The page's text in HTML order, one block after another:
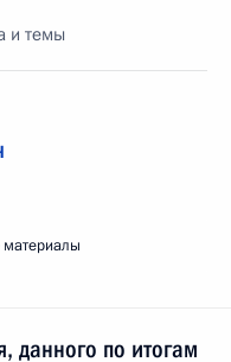
и темы
данного по итогам